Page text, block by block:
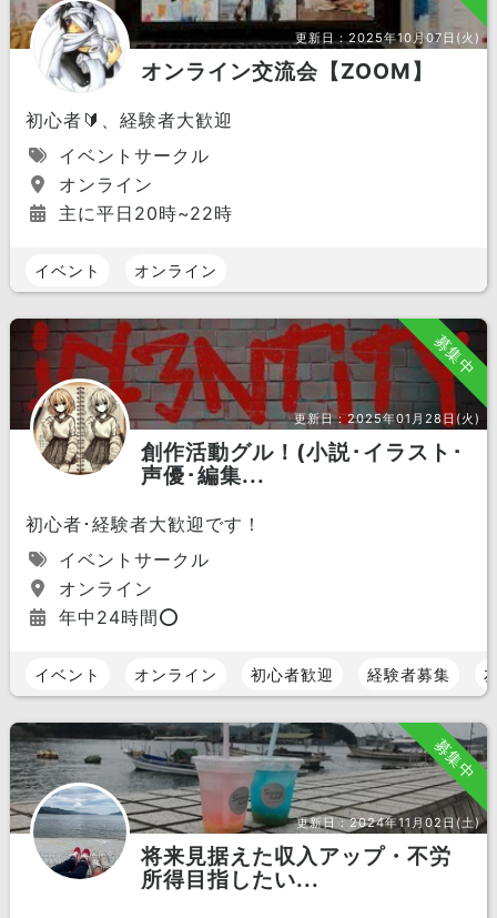
更新日：2025年10月07日(火)
オンライン交流会【ZOOM】
初心者🔰、経験者大歓迎
イベントサークル
オンライン
主に平日20時~22時
イベント オンライン
募集中
更新日：2025年01月28日(火)
創作活動グル！(小説･イラスト･
声優･編集...
初心者･経験者大歓迎です！
イベントサークル
オンライン
年中24時間⭕️
イベント オンライン 初心者歓迎 経験者募集
募集中
更新日：2024年11月02日(土)
将来見据えた収入アップ・不労
所得目指したい...